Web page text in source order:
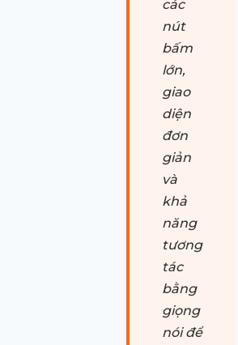
các
nút
bấm
lớn,
giao
diện
đơn
giản
và
khả
năng
tương
tác
bằng
giọng
nói để